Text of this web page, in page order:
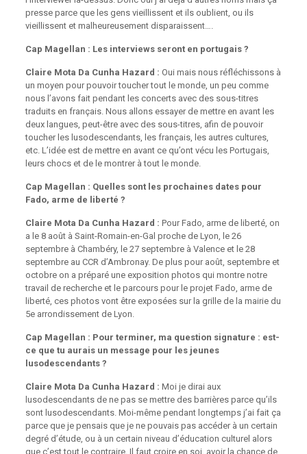
presse parce que les gens vieillissent et ils oublient, ou ils
vieillissent et malheureusement disparaissent….
Cap Magellan : Les interviews seront en portugais ?
Claire Mota Da Cunha Hazard : Oui mais nous réfléchissons à
un moyen pour pouvoir toucher tout le monde, un peu comme
nous l’avons fait pendant les concerts avec des sous-titres
traduits en français. Nous allons essayer de mettre en avant les
deux langues, peut-être avec des sous-titres, afin de pouvoir
toucher les lusodescendants, les français, les autres cultures,
etc. L’idée est de mettre en avant ce qu’ont vécu les Portugais,
leurs chocs et de le montrer à tout le monde.
Cap Magellan : Quelles sont les prochaines dates pour
Fado, arme de liberté ?
Claire Mota Da Cunha Hazard : Pour Fado, arme de liberté, on
a le 8 août à Saint-Romain-en-Gal proche de Lyon, le 26
septembre à Chambéry, le 27 septembre à Valence et le 28
septembre au CCR d’Ambronay. De plus pour août, septembre et
octobre on a préparé une exposition photos qui montre notre
travail de recherche et le parcours pour le projet Fado, arme de
liberté, ces photos vont être exposées sur la grille de la mairie du
5e arrondissement de Lyon.
Cap Magellan : Pour terminer, ma question signature : est-
ce que tu aurais un message pour les jeunes
lusodescendants ?
Claire Mota Da Cunha Hazard : Moi je dirai aux
lusodescendants de ne pas se mettre des barrières parce qu’ils
sont lusodescendants. Moi-même pendant longtemps j’ai fait ça
parce que je pensais que je ne pouvais pas accéder à un certain
degré d’étude, ou à un certain niveau d’éducation culturel alors
que c’est tout le contraire. Il faut croire en soi, avoir la chance de